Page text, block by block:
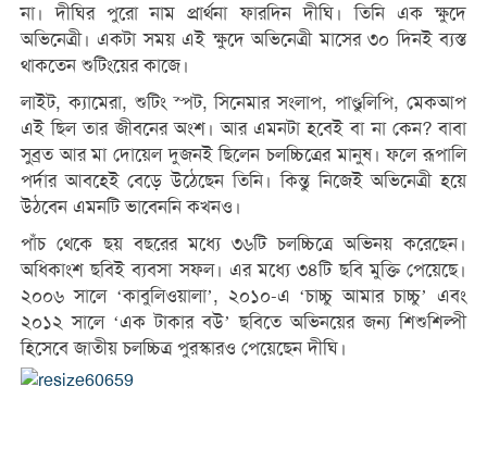
না। দীঘির পুরো নাম প্রার্থনা ফারদিন দীঘি। তিনি এক ক্ষুদে
অভিনেত্রী। একটা সময় এই ক্ষুদে অভিনেত্রী মাসের ৩০ দিনই ব্যস্ত
থাকতেন শুটিংয়ের কাজে।
লাইট, ক্যামেরা, শুটিং স্পট, সিনেমার সংলাপ, পাণ্ডুলিপি, মেকআপ
এই ছিল তার জীবনের অংশ। আর এমনটা হবেই বা না কেন? বাবা
সুব্রত আর মা দোয়েল দুজনই ছিলেন চলচ্চিত্রের মানুষ। ফলে রূপালি
পর্দার আবহেই বেড়ে উঠেছেন তিনি। কিন্তু নিজেই অভিনেত্রী হয়ে
উঠবেন এমনটি ভাবেননি কখনও।
পাঁচ থেকে ছয় বছরের মধ্যে ৩৬টি চলচ্চিত্রে অভিনয় করেছেন।
অধিকাংশ ছবিই ব্যবসা সফল। এর মধ্যে ৩৪টি ছবি মুক্তি পেয়েছে।
২০০৬ সালে ‘কাবুলিওয়ালা’, ২০১০-এ ‘চাচ্চু আমার চাচ্চু’ এবং
২০১২ সালে ‘এক টাকার বউ’ ছবিতে অভিনয়ের জন্য শিশুশিল্পী
হিসেবে জাতীয় চলচ্চিত্র পুরস্কারও পেয়েছেন দীঘি।